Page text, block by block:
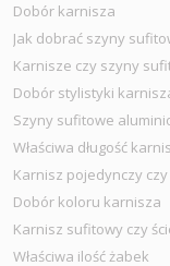
Dobór karnisza
Jak dobrać szyny
Karnisze czy szyny
Dobór stylistyki
Szyny sufitowe
Właściwa długość
Karnisz pojedynczy
Dobór koloru karnisza
Karnisz sufitowy czy
Właściwa ilość żabek